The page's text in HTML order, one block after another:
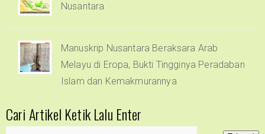
Nusantara
Manuskrip Nusantara Beraksara Arab
Melayu di Eropa, Bukti Tingginya Peradaban
Islam dan Kemakmurannya
Cari Artikel Ketik Lalu Enter